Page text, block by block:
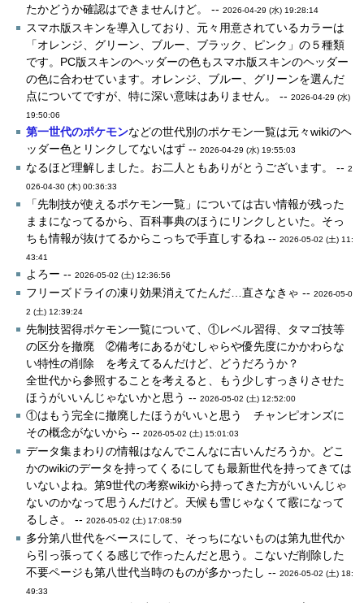
たかどうか確認はできませんけど。 --2026-04-29 (水) 19:28:14
スマホ版スキンを導入しており、元々用意されているカラーは
「オレンジ、グリーン、ブルー、ブラック、ピンク」の５種類
です。PC版スキンのヘッダーの色もスマホ版スキンのヘッダー
の色に合わせています。オレンジ、ブルー、グリーンを選んだ
点についてですが、特に深い意味はありません。 --2026-04-29 (水)
19:50:06
第一世代のポケモンなどの世代別のポケモン一覧は元々wikiのヘ
ッダー色とリンクしてないはず --2026-04-29 (水) 19:55:03
なるほど理解しました。お二人ともありがとうございます。 --2
026-04-30 (木) 00:36:33
「先制技が使えるポケモン一覧」については古い情報が残った
ままになってるから、百科事典のほうにリンクしといた。そっ
ちも情報が抜けてるからこっちで手直しするね --2026-05-02 (土) 11:
43:41
よろー --2026-05-02 (土) 12:36:56
フリーズドライの凍り効果消えてたんだ…直さなきゃ --2026-05-0
2 (土) 12:39:24
先制技習得ポケモン一覧について、①レベル習得、タマゴ技等
の区分を撤廃 ②備考にあるがむしゃらや優先度にかかわらな
い特性の削除 を考えてるんだけど、どうだろうか？
全世代から参照することを考えると、もう少しすっきりさせた
ほうがいいんじゃないかと思う --2026-05-02 (土) 12:52:00
①はもう完全に撤廃したほうがいいと思う チャンピオンズに
その概念がないから --2026-05-02 (土) 15:01:03
データ集まわりの情報はなんでこんなに古いんだろうか。どこ
かのwikiのデータを持ってくるにしても最新世代を持ってきては
いないよね。第9世代の考察wikiから持ってきた方がいいんじゃ
ないのかなって思うんだけど。天候も雪じゃなくて霰になって
るしさ。 --2026-05-02 (土) 17:08:59
多分第八世代をベースにして、そっちにないものは第九世代か
ら引っ張ってくる感じで作ったんだと思う。こないだ削除した
不要ページも第八世代当時のものが多かったし --2026-05-02 (土) 18:
49:33